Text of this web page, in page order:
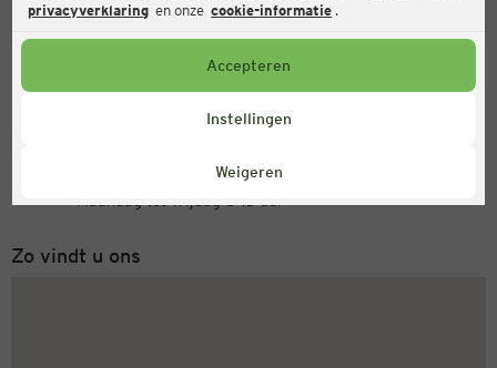
privacyverklaring en onze cookie-informatie .
Accepteren
Instellingen
Weigeren
Open
Openingstijden vandaag:
+31 (0) 543 20 50 15
Zo vindt u ons